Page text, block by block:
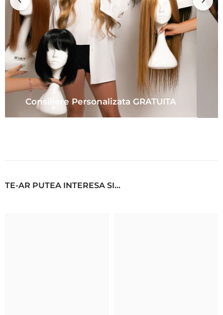
Consiliere Personalizata GRATUITA
TE-AR PUTEA INTERESA SI...